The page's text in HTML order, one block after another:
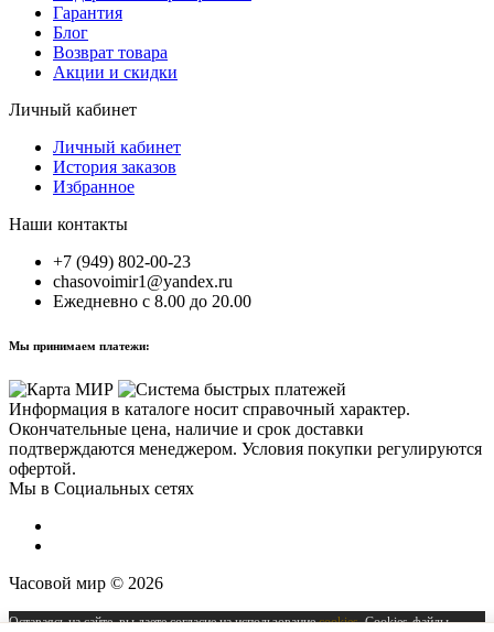
Гарантия
Блог
Возврат товара
Акции и скидки
Личный кабинет
Личный кабинет
История заказов
Избранное
Наши контакты
+7 (949) 802-00-23
chasovoimir1@yandex.ru
Ежедневно с 8.00 до 20.00
Мы принимаем платежи:
Информация в каталоге носит справочный характер.
Окончательные цена, наличие и срок доставки
подтверждаются менеджером. Условия покупки регулируются
офертой.
Мы в Социальных сетях
Часовой мир © 2026
Оставаясь на сайте, вы даете согласие на использованиеcookies. Cookies-файлы